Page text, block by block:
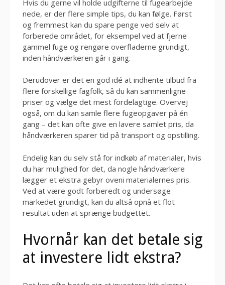
Hvis du gerne vil holde udgifterne til fugearbejde
nede, er der flere simple tips, du kan følge. Først
og fremmest kan du spare penge ved selv at
forberede området, for eksempel ved at fjerne
gammel fuge og rengøre overfladerne grundigt,
inden håndværkeren går i gang.
Derudover er det en god idé at indhente tilbud fra
flere forskellige fagfolk, så du kan sammenligne
priser og vælge det mest fordelagtige. Overvej
også, om du kan samle flere fugeopgaver på én
gang – det kan ofte give en lavere samlet pris, da
håndværkeren sparer tid på transport og opstilling.
Endelig kan du selv stå for indkøb af materialer, hvis
du har mulighed for det, da nogle håndværkere
lægger et ekstra gebyr oveni materialernes pris.
Ved at være godt forberedt og undersøge
markedet grundigt, kan du altså opnå et flot
resultat uden at sprænge budgettet.
Hvornår kan det betale sig
at investere lidt ekstra?